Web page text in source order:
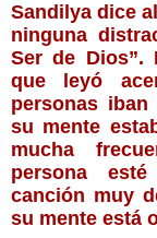
Sandilya dice
ninguna
Ser de Dios”.
que leyó
personas
su mente
mucha
persona
canción muy
su mente está